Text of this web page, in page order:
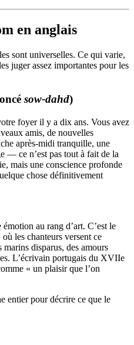
en anglais
sont universelles. Ce qui varie,
juger assez importantes pour les
sow-dahd)
foyer il y a dix ans. Vous avez
amis, de nouvelles
après-midi tranquille, une
— ce n’est pas tout à fait de la
mais une conscience profonde
chose définitivement
au rang d’art. C’est le
où les chanteurs versent ce
marins disparus, des amours
L’écrivain portugais du XVIIe
« un plaisir que l’on
entier pour décrire ce que le